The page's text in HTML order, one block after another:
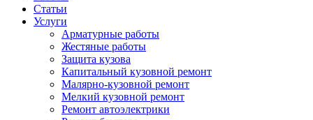
Статьи
Услуги
Арматурные работы
Жестяные работы
Защита кузова
Капитальный кузовной ремонт
Малярно-кузовной ремонт
Мелкий кузовной ремонт
Ремонт автоэлектрики